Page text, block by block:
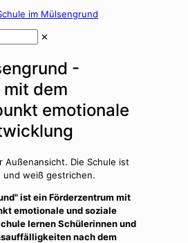
✕
-
dem
emotionale
ist ein Förderzentrum mit
emotionale und soziale
lernen Schülerinnen und
nach dem